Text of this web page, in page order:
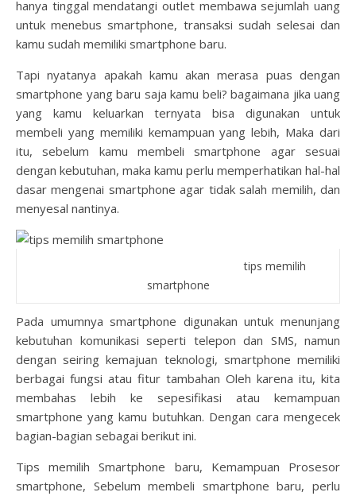
hanya tinggal mendatangi outlet membawa sejumlah uang
untuk menebus smartphone, transaksi sudah selesai dan
kamu sudah memiliki smartphone baru.
Tapi nyatanya apakah kamu akan merasa puas dengan
smartphone yang baru saja kamu beli? bagaimana jika uang
yang kamu keluarkan ternyata bisa digunakan untuk
membeli yang memiliki kemampuan yang lebih, Maka dari
itu, sebelum kamu membeli smartphone agar sesuai
dengan kebutuhan, maka kamu perlu memperhatikan hal-hal
dasar mengenai smartphone agar tidak salah memilih, dan
menyesal nantinya.
tips memilih
smartphone
Pada umumnya smartphone digunakan untuk menunjang
kebutuhan komunikasi seperti telepon dan SMS, namun
dengan seiring kemajuan teknologi, smartphone memiliki
berbagai fungsi atau fitur tambahan Oleh karena itu, kita
membahas lebih ke sepesifikasi atau kemampuan
smartphone yang kamu butuhkan. Dengan cara mengecek
bagian-bagian sebagai berikut ini.
Tips memilih Smartphone baru, Kemampuan Prosesor
smartphone, Sebelum membeli smartphone baru, perlu